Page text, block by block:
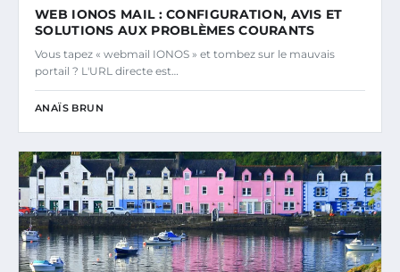
WEB IONOS MAIL : CONFIGURATION, AVIS ET
SOLUTIONS AUX PROBLÈMES COURANTS
Vous tapez « webmail IONOS » et tombez sur le mauvais
portail ? L'URL directe est…
ANAÏS BRUN